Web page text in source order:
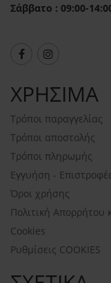
Σάββατο : 09:00-
ΧΡΗΣΙΜΑ
Τρόποι παραγγελίας
Τρόποι αποστολής
Τρόποι πληρωμής
Εγγυήση -
Όροι χρήσης
Πολιτική Απορρήτου
Cookies
Ρυθμίσεις COOKIES